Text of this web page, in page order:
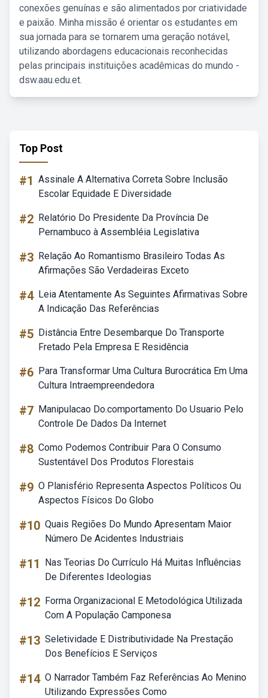
conexões genuínas e são alimentados por criatividade
e paixão. Minha missão é orientar os estudantes em
sua jornada para se tornarem uma geração notável,
utilizando abordagens educacionais reconhecidas
pelas principais instituições acadêmicas do mundo -
dsw.aau.edu.et.
Top Post
#1 Assinale A Alternativa Correta Sobre Inclusão
Escolar Equidade E Diversidade
#2 Relatório Do Presidente Da Província De
Pernambuco à Assembléia Legislativa
#3 Relação Ao Romantismo Brasileiro Todas As
Afirmações São Verdadeiras Exceto
#4 Leia Atentamente As Seguintes Afirmativas Sobre
A Indicação Das Referências
#5 Distância Entre Desembarque Do Transporte
Fretado Pela Empresa E Residência
#6 Para Transformar Uma Cultura Burocrática Em Uma
Cultura Intraempreendedora
#7 Manipulacao Do.comportamento Do Usuario Pelo
Controle De Dados Da Internet
#8 Como Podemos Contribuir Para O Consumo
Sustentável Dos Produtos Florestais
#9 O Planisfério Representa Aspectos Políticos Ou
Aspectos Físicos Do Globo
#10 Quais Regiões Do Mundo Apresentam Maior
Número De Acidentes Industriais
#11
Nas Teorias Do Currículo Há Muitas Influências
De Diferentes Ideologias
#12 Forma Organizacional E Metodológica Utilizada
Com A População Camponesa
#13 Seletividade E Distributividade Na Prestação
Dos Benefícios E Serviços
#14 O Narrador Também Faz Referências Ao Menino
Utilizando Expressões Como